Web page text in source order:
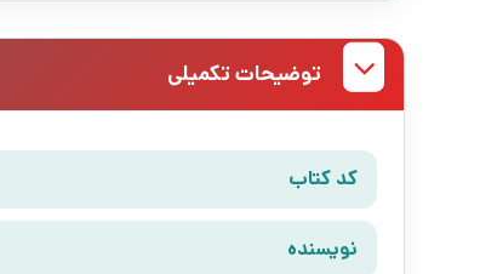
توضیحات تکمیلی
کد کتاب
نویسنده